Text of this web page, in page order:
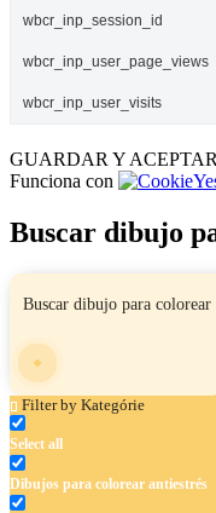
wbcr_inp_session_id
wbcr_inp_user_page_views
wbcr_inp_user_visits
GUARDAR Y ACEPTAR
Funciona con
Buscar dibujo
Filter by Kategórie
Select all
Dibujos para colorear antiestrés
Ingrese el nombre, el área
buscando.